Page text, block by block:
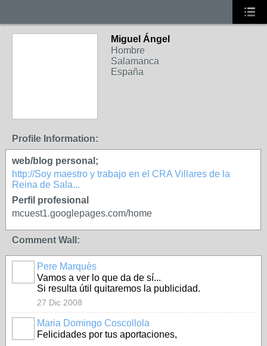
Miguel Ángel
Hombre
Salamanca
España
Profile Information:
web/blog personal;
http://Soy maestro y trabajo en el CRA Villares de la
Reina de Sala...
Perfil profesional
mcuest1.googlepages.com/home
Comment Wall:
Pere Marquès
Vamos a ver lo que da de sí...
Si resulta útil quitaremos la publicidad.
27 Dic 2008
Maria Domingo Coscollola
Felicidades por tus aportaciones,